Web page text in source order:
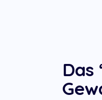
Das